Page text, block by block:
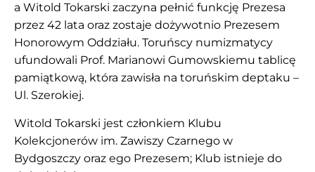
a Witold Tokarski zaczyna pełnić funkcję Prezesa
przez 42 lata oraz zostaje dożywotnio Prezesem
Honorowym Oddziału. Toruńscy numizmatycy
ufundowali Prof. Marianowi Gumowskiemu tablicę
pamiątkową, która zawisła na toruńskim deptaku –
Ul. Szerokiej.
Witold Tokarski jest członkiem Klubu
Kolekcjonerów im. Zawiszy Czarnego w
Bydgoszczy oraz ego Prezesem; Klub istnieje do